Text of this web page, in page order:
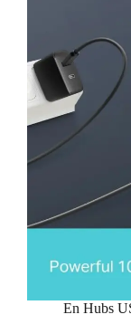
En Hubs